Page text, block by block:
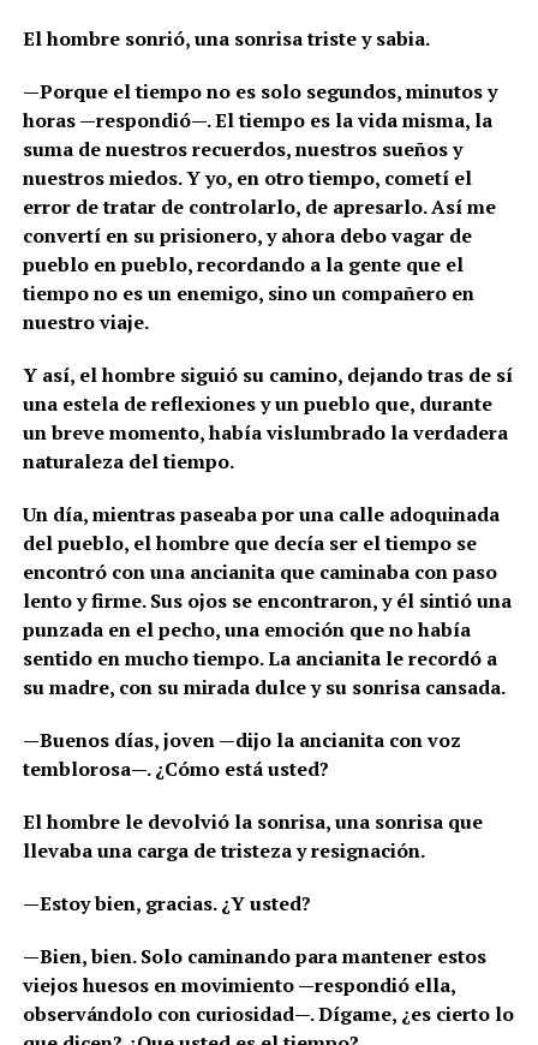
El hombre sonrió, una sonrisa triste y sabia.
—Porque el tiempo no es solo segundos, minutos y
horas —respondió—. El tiempo es la vida misma, la
suma de nuestros recuerdos, nuestros sueños y
nuestros miedos. Y yo, en otro tiempo, cometí el
error de tratar de controlarlo, de apresarlo. Así me
convertí en su prisionero, y ahora debo vagar de
pueblo en pueblo, recordando a la gente que el
tiempo no es un enemigo, sino un compañero en
nuestro viaje.
Y así, el hombre siguió su camino, dejando tras de sí
una estela de reflexiones y un pueblo que, durante
un breve momento, había vislumbrado la verdadera
naturaleza del tiempo.
Un día, mientras paseaba por una calle adoquinada
del pueblo, el hombre que decía ser el tiempo se
encontró con una ancianita que caminaba con paso
lento y firme. Sus ojos se encontraron, y él sintió una
punzada en el pecho, una emoción que no había
sentido en mucho tiempo. La ancianita le recordó a
su madre, con su mirada dulce y su sonrisa cansada.
—Buenos días, joven —dijo la ancianita con voz
temblorosa—. ¿Cómo está usted?
El hombre le devolvió la sonrisa, una sonrisa que
llevaba una carga de tristeza y resignación.
—Estoy bien, gracias. ¿Y usted?
—Bien, bien. Solo caminando para mantener estos
viejos huesos en movimiento —respondió ella,
observándolo con curiosidad—. Dígame, ¿es cierto lo